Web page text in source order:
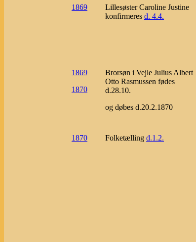
1869
Lillesøster Caroline Justine
konfirmeres d. 4.4.
1869
1870
Brorsøn i Vejle Julius Albert
Otto Rasmussen fødes
d.28.10.
og døbes d.20.2.1870
1870
Folketælling d.1.2.